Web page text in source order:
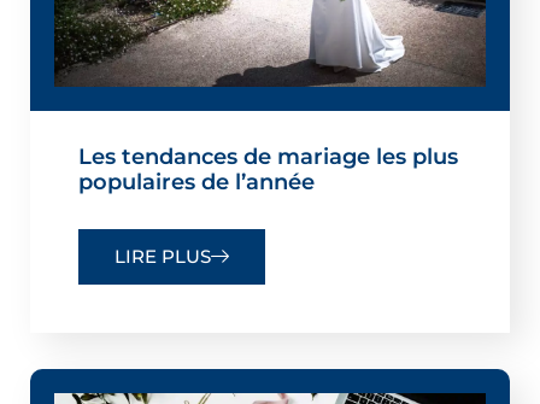
Les tendances de mariage les plus
populaires de l’année
LIRE PLUS